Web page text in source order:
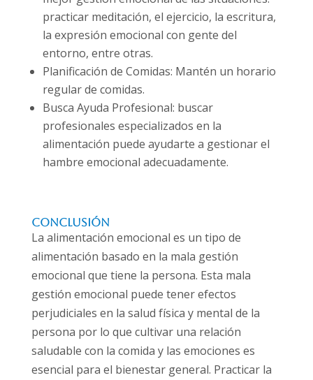
practicar meditación, el ejercicio, la escritura,
la expresión emocional con gente del
entorno, entre otras.
Planificación de Comidas: Mantén un horario
regular de comidas.
Busca Ayuda Profesional: buscar
profesionales especializados en la
alimentación puede ayudarte a gestionar el
hambre emocional adecuadamente.
Conclusión
La alimentación emocional es un tipo de
alimentación basado en la mala gestión
emocional que tiene la persona. Esta mala
gestión emocional puede tener efectos
perjudiciales en la salud física y mental de la
persona por lo que cultivar una relación
saludable con la comida y las emociones es
esencial para el bienestar general. Practicar la